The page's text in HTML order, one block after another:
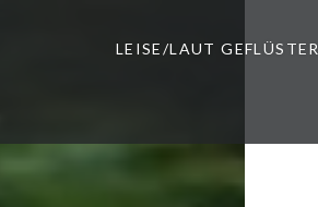
LEISE/LAUT GEFLÜSTER